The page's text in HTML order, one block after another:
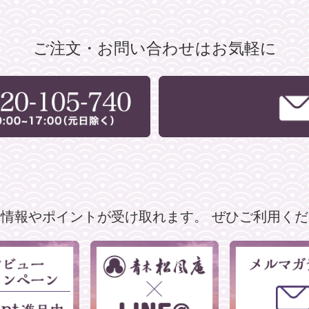
ご注文・お問い合わせはお気軽に
報やポイントが受け取れます。 ぜひご利用く